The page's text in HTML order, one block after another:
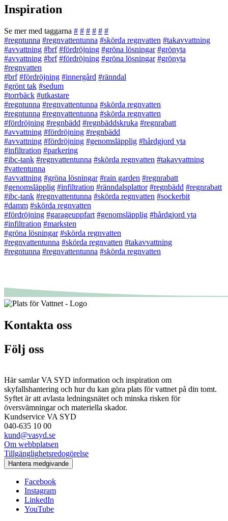
Inspiration
Se mer med taggarna # # # # # #
#regntunna #regnvattentunna #skörda regnvatten #takavvattning
#avvattning #brf #fördröjning #gröna lösningar #grönyta
#avvattning #brf #fördröjning #gröna lösningar #grönyta
#regnvatten
#brf #fördröjning #innergård #ränndal
#grönt tak #sedum
#torrbäck #utkastare
#regntunna #regnvattentunna #skörda regnvatten
#regntunna #regnvattentunna #skörda regnvatten
#fördröjning #regnbädd #regnbäddskruka #regnrabatt
#avvattning #fördröjning #regnbädd
#avvattning #fördröjning #genomsläpplig #hårdgjord yta
#infiltration #parkering
#ibc-tank #regnvattentunna #skörda regnvatten #takavvattning
#vattentunna
#avvattning #gröna lösningar #rain garden #regnrabatt
#genomsläpplig #infiltration #ränndalsplattor #regnbädd #regnrabatt
#ibc-tank #regnvattentunna #skörda regnvatten #sockerbit
#damm #skörda regnvatten
#fördröjning #garageuppfart #genomsläpplig #hårdgjord yta
#infiltration #marksten
#gröna lösningar #skörda regnvatten
#regnvattentunna #skörda regnvatten #takavvattning
#regntunna #regnvattentunna #skörda regnvatten
Kontakta oss
Följ oss
Här samlar VA SYD information och inspiration om
skyfallshantering och hur du kan göra plats för vattnet på din tomt.
Syftet är att avlasta ledningsnätet och minska risken för
översvämningar och materiella skador.
Kundservice VA SYD
040-635 10 00
kund@vasyd.se
Om webbplatsen
Tillgänglighetsredogörelse
Hantera medgivande
Facebook
Instagram
LinkedIn
YouTube